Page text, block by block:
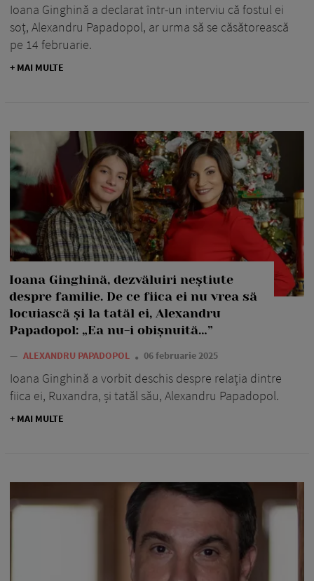
Ioana Ginghină a declarat într-un interviu că fostul ei
soț, Alexandru Papadopol, ar urma să se căsătorească
pe 14 februarie.
+ MAI MULTE
Ioana Ginghină, dezvăluiri neștiute
despre familie. De ce fiica ei nu vrea să
locuiască și la tatăl ei, Alexandru
Papadopol: „Ea nu-i obișnuită…”
— ALEXANDRU PAPADOPOL 06 februarie 2025
Ioana Ginghină a vorbit deschis despre relația dintre
fiica ei, Ruxandra, și tatăl său, Alexandru Papadopol.
+ MAI MULTE